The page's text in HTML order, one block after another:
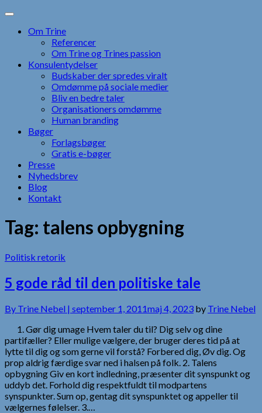
Skip
contentOm Trine
Referencer
Om Trine og Trines passion
Konsulentydelser
Budskaber der spredes viralt
Omdømme på sociale medier
Bliv en bedre taler
Organisationers omdømme
Human branding
Bøger
Forlagsbøger
Gratis e-bøger
Presse
Nyhedsbrev
Blog
Kontakt
Tag: talens opbygning
Politisk retorik
5 gode råd til den politiske tale
By Trine Nebel | september 1, 2011maj 4, 2023 by Trine Nebel
1. Gør dig umage Hvem taler du til? Dig selv og dine
partifæller? Eller mulige vælgere, der bruger deres tid på at
lytte til dig og som gerne vil forstå? Forbered dig, Øv dig. Og
prop aldrig færdige svar ned i halsen på folk. 2. Talens
opbygning Giv en kort indledning, præsenter dit synspunkt og
uddyb det. Forhold dig respektfuldt til modpartens
synspunkter. Sum op, gentag dit synspunktet og appeller til
vælgernes følelser. 3.…